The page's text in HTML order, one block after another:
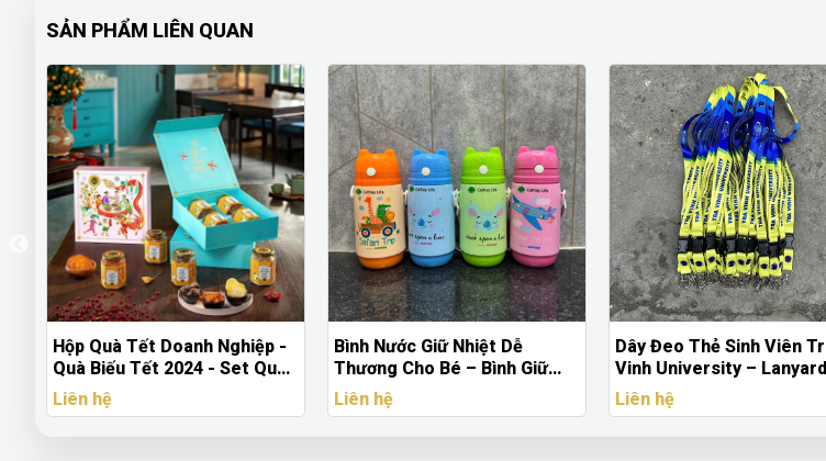
SẢN PHẨM LIÊN QUAN
Hộp Quà Tết Doanh Nghiệp -
Quà Biếu Tết 2024 - Set Quà
Tết In Logo Đẹp
Liên hệ
Bình Nước Giữ Nhiệt Dễ
Thương Cho Bé – Bình Giữ
Nhiệt Inox 304 In Hình Theo
Yêu Cầu
Liên hệ
Dây Đeo Thẻ Sinh Viên
Vinh University – Lanyard
Satin In Logo
Liên hệ